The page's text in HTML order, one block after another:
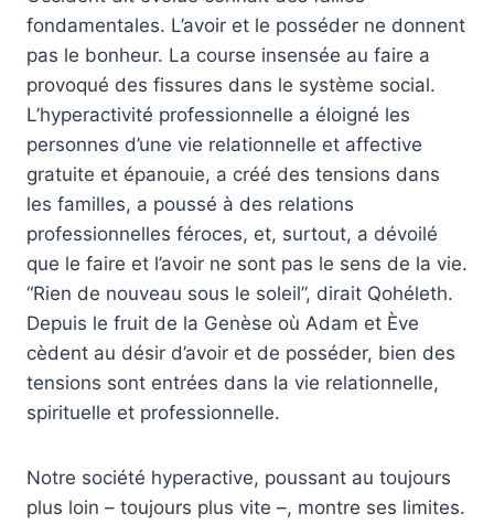
fondamentales. L’avoir et le posséder ne donnent
pas le bonheur. La course insensée au faire a
provoqué des fissures dans le système social.
L’hyperactivité professionnelle a éloigné les
personnes d’une vie relationnelle et affective
gratuite et épanouie, a créé des tensions dans
les familles, a poussé à des relations
professionnelles féroces, et, surtout, a dévoilé
que le faire et l’avoir ne sont pas le sens de la vie.
“Rien de nouveau sous le soleil”, dirait Qohéleth.
Depuis le fruit de la Genèse où Adam et Ève
cèdent au désir d’avoir et de posséder, bien des
tensions sont entrées dans la vie relationnelle,
spirituelle et professionnelle.
Notre société hyperactive, poussant au toujours
plus loin – toujours plus vite –, montre ses limites.